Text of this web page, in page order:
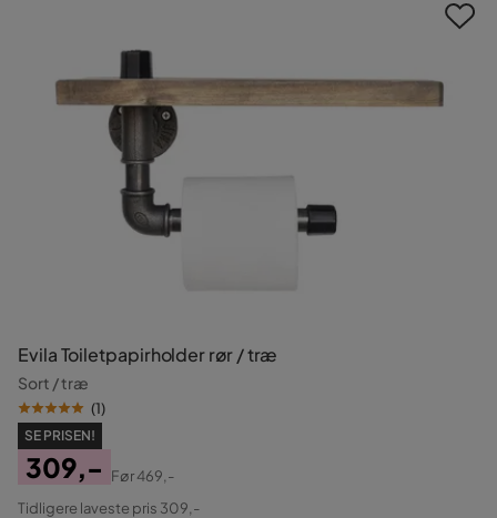
Evila Toiletpapirholder rør / træ
Sort / træ
(1)
SE PRISEN!
Pris
309,-
Original
Før469,-
Tidligere laveste pris 309,-